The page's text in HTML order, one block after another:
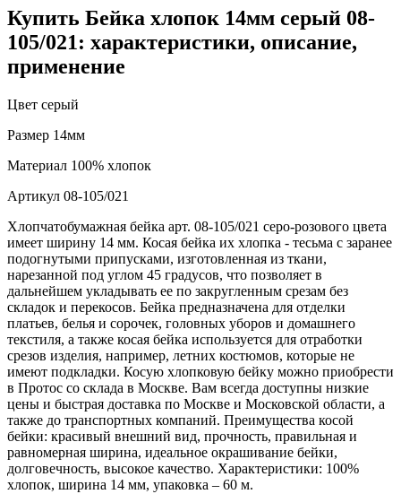
Купить Бейка хлопок 14мм серый 08-
105/021: характеристики, описание,
применение
Цвет серый
Размер 14мм
Материал 100% хлопок
Артикул 08-105/021
Хлопчатобумажная бейка арт. 08-105/021 серо-розового цвета
имеет ширину 14 мм. Косая бейка их хлопка - тесьма с заранее
подогнутыми припусками, изготовленная из ткани,
нарезанной под углом 45 градусов, что позволяет в
дальнейшем укладывать ее по закругленным срезам без
складок и перекосов. Бейка предназначена для отделки
платьев, белья и сорочек, головных уборов и домашнего
текстиля, а также косая бейка используется для отработки
срезов изделия, например, летних костюмов, которые не
имеют подкладки. Косую хлопковую бейку можно приобрести
в Протос со склада в Москве. Вам всегда доступны низкие
цены и быстрая доставка по Москве и Московской области, а
также до транспортных компаний. Преимущества косой
бейки: красивый внешний вид, прочность, правильная и
равномерная ширина, идеальное окрашивание бейки,
долговечность, высокое качество. Характеристики: 100%
хлопок, ширина 14 мм, упаковка – 60 м.